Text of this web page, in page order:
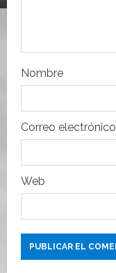
r
a
d
a
s
Nombre
Correo electrónico
Web